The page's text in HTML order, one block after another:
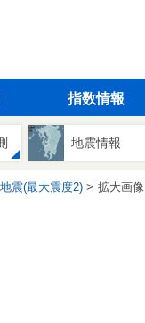
指数情報
地震情報
震(最大震度2) 拡大画像